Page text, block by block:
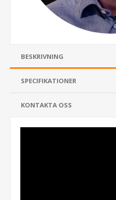
BESKRIVNING
SPECIFIKATIONER
KONTAKTA OSS